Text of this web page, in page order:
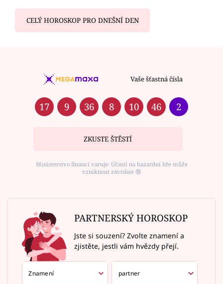
CELÝ HOROSKOP PRO DNEŠNÍ DEN
Vaše šťastná čísla
17 9 36 8 10 46 2
ZKUSTE ŠTĚSTÍ
Ministerstvo financí varuje: Účastí na hazardní hře může
vzniknout závislost ⑱
PARTNERSKÝ HOROSKOP
Jste si souzení? Zvolte znamení a
zjistěte, jestli vám hvězdy přejí.